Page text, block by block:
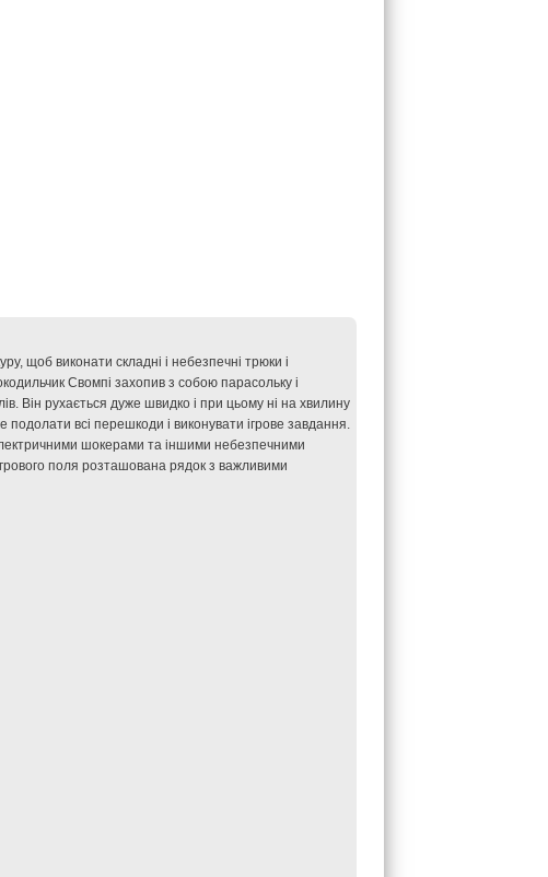
щоб виконати складні і небезпечні трюки і
Свомпі захопив з собою парасольку і
Він рухається дуже швидко і при цьому ні на хвилину
всі перешкоди і виконувати ігрове завдання.
шокерами та іншими небезпечними
поля розташована рядок з важливими